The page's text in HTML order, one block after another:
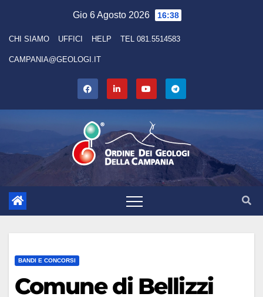
content
Gio 6 Agosto 2026 16:38
CHI SIAMO UFFICI HELP TEL 081.5514583
CAMPANIA@GEOLOGI.IT
BANDI E CONCORSI
Comune di Bellizzi